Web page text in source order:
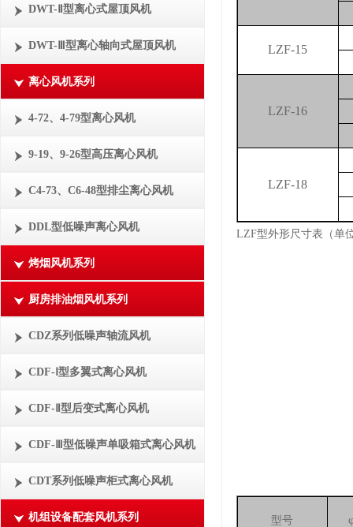
DWT-Ⅱ型离心式屋顶风机
DWT-Ⅲ型离心轴向式屋顶风机
离心风机系列
4-72、4-79型离心风机
9-19、9-26型高压离心风机
C4-73、C6-48型排尘离心风机
DDL型低噪声离心风机
烤烟风机系列
厨房排油烟风机系列
CDZ系列低噪声轴流风机
CDF-Ⅰ型多翼式离心风机
CDF-Ⅱ型后变式离心风机
CDF-Ⅲ型低噪声单吸箱式离心风机
CDT系列低噪声柜式离心风机
机组设备配套风机系列
LZF-15
LZF-16
LZF-18
LZF型外形尺寸表（单
型号